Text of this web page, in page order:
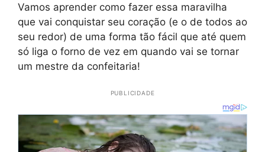
Vamos aprender como fazer essa maravilha
que vai conquistar seu coração (e o de todos ao
seu redor) de uma forma tão fácil que até quem
só liga o forno de vez em quando vai se tornar
um mestre da confeitaria!
PUBLICIDADE